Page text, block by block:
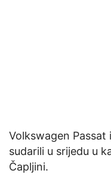
Volkswagen
sudarili u srijedu u
Čapljini.